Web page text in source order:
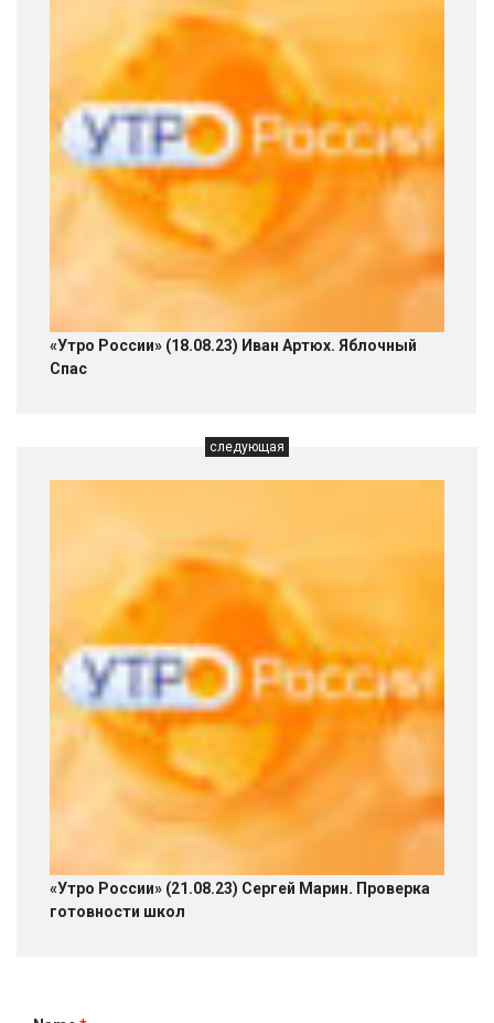
«Утро России» (18.08.23) Иван Артюх. Яблочный
Спас
следующая
«Утро России» (21.08.23) Сергей Марин. Проверка
готовности школ